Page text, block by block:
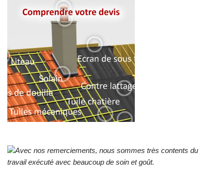
Avec nos remerciements, nous sommes très contents du
travail exécuté avec beaucoup de soin et goût.